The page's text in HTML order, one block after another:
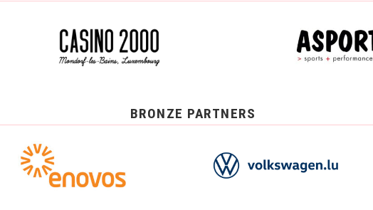
BRONZE PARTNERS